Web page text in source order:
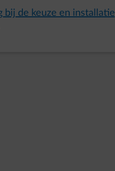
bij de keuze en installatie